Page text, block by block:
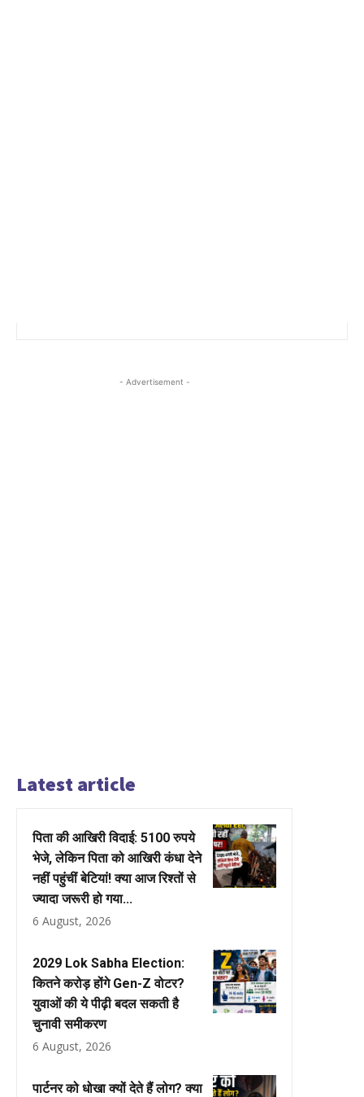
- Advertisement -
Latest article
पिता की आखिरी विदाई: 5100 रुपये
भेजे, लेकिन पिता को आखिरी कंधा देने
नहीं पहुंचीं बेटियां! क्या आज रिश्तों से
ज्यादा जरूरी हो गया...
6 August, 2026
2029 Lok Sabha Election:
कितने करोड़ होंगे Gen-Z वोटर?
युवाओं की ये पीढ़ी बदल सकती है
चुनावी समीकरण
6 August, 2026
पार्टनर को धोखा क्यों देते हैं लोग? क्या